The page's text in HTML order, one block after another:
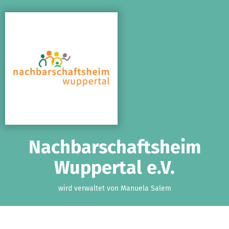
Nachbarschaftsheim
Wuppertal e.V.
wird verwaltet von Manuela Salem